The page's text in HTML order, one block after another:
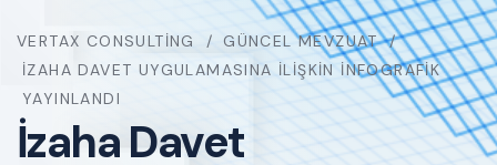
VERTAX CONSULTING
GÜNCEL MEVZUAT
İZAHA DAVET UYGULAMASINA İLIŞKIN İNFOGRAFIK
YAYINLANDI
İzaha Davet